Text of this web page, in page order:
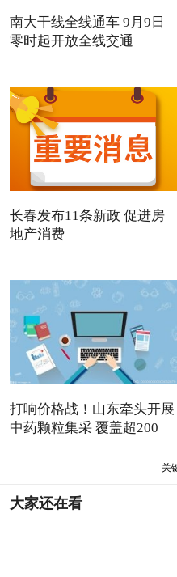
南大干线全线通车 9月9日
零时起开放全线交通
长春发布11条新政 促进房
地产消费
打响价格战！山东牵头开展
中药颗粒集采 覆盖超200
关
大家还在看